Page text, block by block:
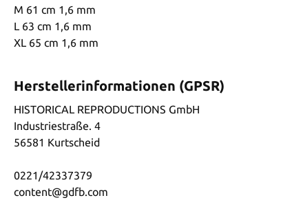
M 61 cm 1,6 mm
L 63 cm 1,6 mm
XL 65 cm 1,6 mm
Herstellerinformationen (GPSR)
HISTORICAL REPRODUCTIONS GmbH
Industriestraße. 4
56581 Kurtscheid
0221/42337379
content@gdfb.com